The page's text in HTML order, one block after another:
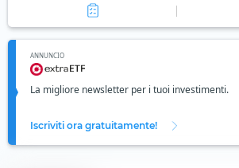
ANNUNCIO
La migliore newsletter per i tuoi investimenti.
Iscriviti ora gratuitamente!